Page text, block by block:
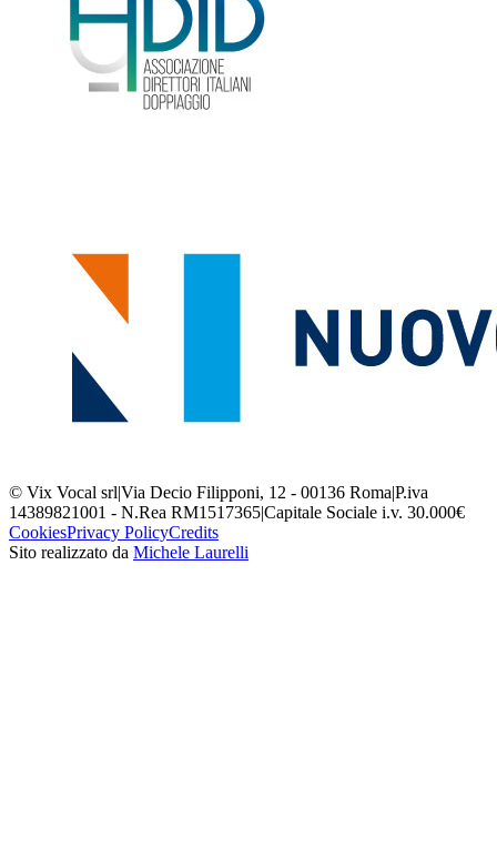
© Vix Vocal srl|Via Decio Filipponi, 12 - 00136 Roma|P.iva
14389821001 - N.Rea RM1517365|Capitale Sociale i.v. 30.000€
CookiesPrivacy PolicyCredits
Sito realizzato da Michele Laurelli